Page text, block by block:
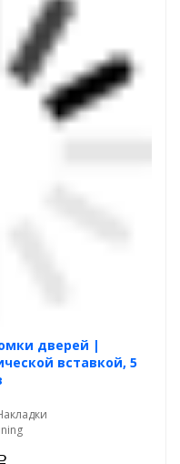
дверей |
вставкой, 5